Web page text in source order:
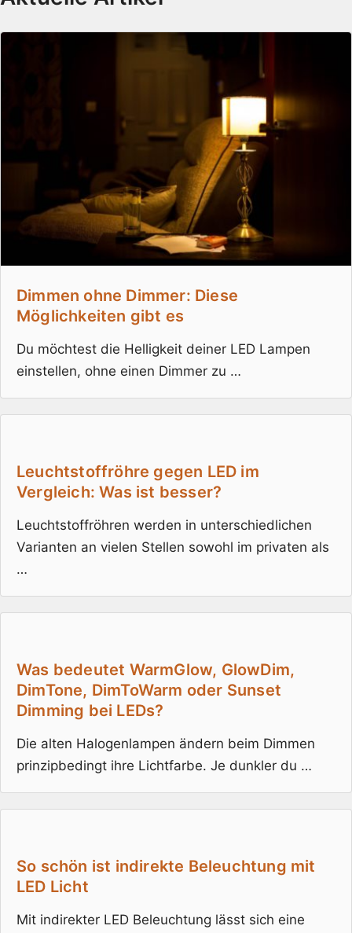
Dimmen ohne Dimmer: Diese
Möglichkeiten gibt es
Du möchtest die Helligkeit deiner LED Lampen
einstellen, ohne einen Dimmer zu …
Leuchtstoffröhre gegen LED im
Vergleich: Was ist besser?
Leuchtstoffröhren werden in unterschiedlichen
Varianten an vielen Stellen sowohl im privaten als
…
Was bedeutet WarmGlow, GlowDim,
DimTone, DimToWarm oder Sunset
Dimming bei LEDs?
Die alten Halogenlampen ändern beim Dimmen
prinzipbedingt ihre Lichtfarbe. Je dunkler du …
So schön ist indirekte Beleuchtung mit
LED Licht
Mit indirekter LED Beleuchtung lässt sich eine